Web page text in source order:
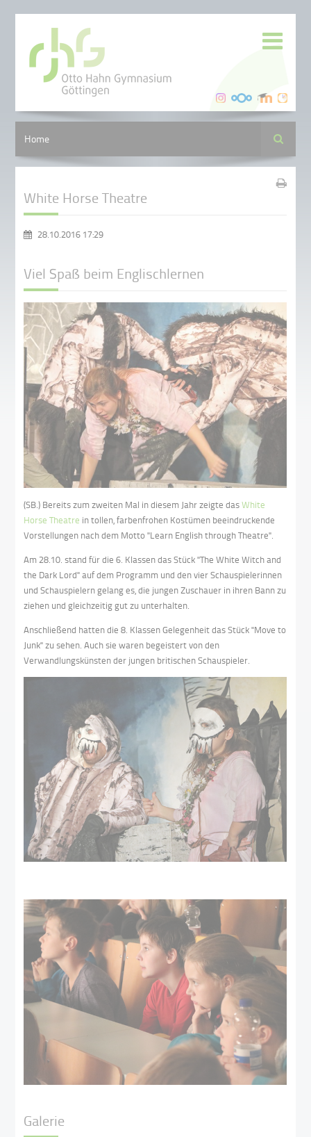
Home Suche
White Horse Theatre
28.10.2016 17:29
Viel Spaß beim Englischlernen
(SB.) Bereits zum zweiten Mal in diesem Jahr zeigte dasWhite
Horse Theatre in tollen, farbenfrohen Kostümen beeindruckende
Vorstellungen nach dem Motto "Learn English through Theatre".
Am 28.10. stand für die 6. Klassen das Stück "The White Witch and
the Dark Lord" auf dem Programm und den vier Schauspielerinnen
und Schauspielern gelang es, die jungen Zuschauer in ihren Bann zu
ziehen und gleichzeitig gut zu unterhalten.
Anschließend hatten die 8. Klassen Gelegenheit das Stück "Move to
Junk" zu sehen. Auch sie waren begeistert von den
Verwandlungskünsten der jungen britischen Schauspieler.
Galerie